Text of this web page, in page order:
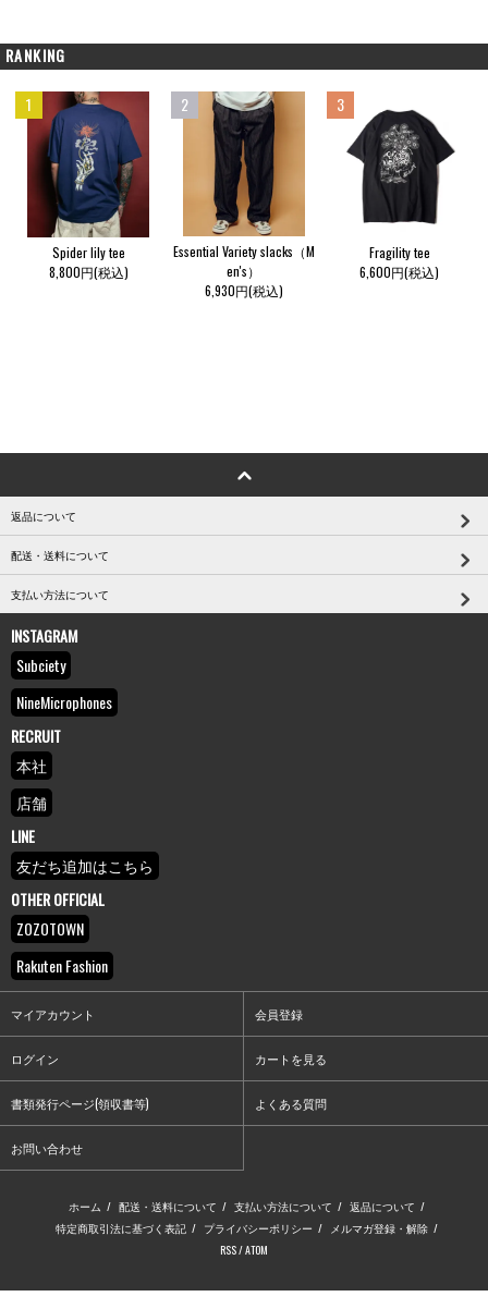
RANKING
1
Spider lily tee
8,800円(税込)
2
Essential Variety slacks（M
en's）
6,930円(税込)
3
Fragility tee
6,600円(税込)
返品について
配送・送料について
支払い方法について
INSTAGRAM
Subciety
NineMicrophones
RECRUIT
本社
店舗
LINE
友だち追加はこちら
OTHER OFFICIAL
ZOZOTOWN
Rakuten Fashion
マイアカウント 会員登録
ログイン カートを見る
書類発行ページ(領収書等) よくある質問
お問い合わせ
ホーム / 配送・送料について / 支払い方法について / 返品について /
特定商取引法に基づく表記 / プライバシーポリシー / メルマガ登録・解除 /
RSS/ATOM